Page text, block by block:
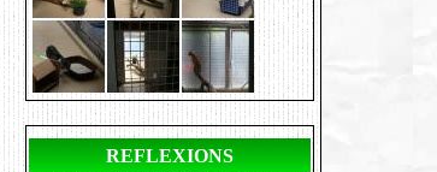
REFLEXIONS